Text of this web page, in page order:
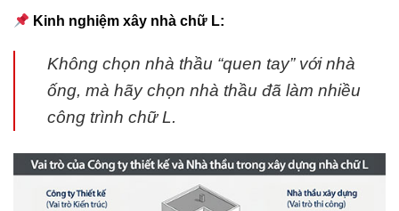
Kinh nghiệm xây nhà chữ L:
Không chọn nhà thầu “quen tay” với nhà
ống, mà hãy chọn nhà thầu đã làm nhiều
công trình chữ L.